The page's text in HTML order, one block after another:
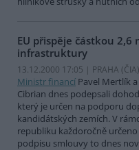
EU přispěje částkou 2,6
infrastruktury
13.12.2000 17:05 | PRAHA (ČIA)
Ministr financí Pavel Mertlík
Cibrian dnes podepsali
který je určen na podporu
kandidátských zemích. V
republiku každoročně určeno
podpisu smlouvy to dnes